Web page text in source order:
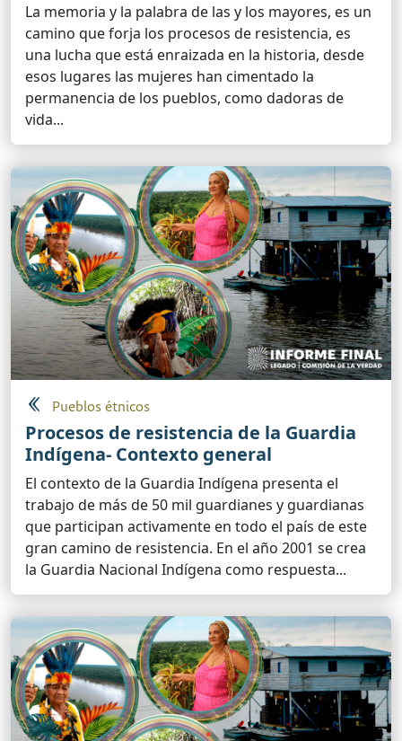
La memoria y la palabra de las y los mayores, es un
camino que forja los procesos de resistencia, es
una lucha que está enraizada en la historia, desde
esos lugares las mujeres han cimentado la
permanencia de los pueblos, como dadoras de
vida...
Pueblos étnicos
Procesos de resistencia de la Guardia
Indígena- Contexto general
El contexto de la Guardia Indígena presenta el
trabajo de más de 50 mil guardianes y guardianas
que participan activamente en todo el país de este
gran camino de resistencia. En el año 2001 se crea
la Guardia Nacional Indígena como respuesta...